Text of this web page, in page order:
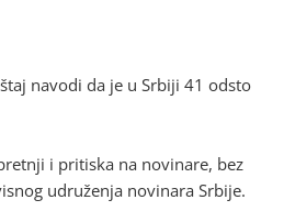
navodi da je u Srbiji 41 odsto
i pritiska na novinare, bez
udruženja novinara Srbije.